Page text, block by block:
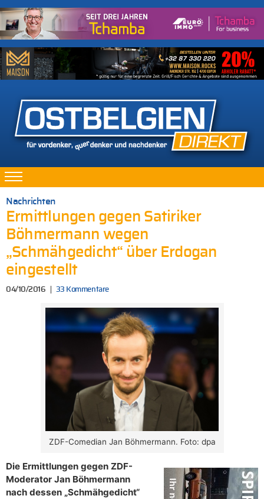
Nachrichten
Ermittlungen gegen Satiriker
Böhmermann wegen
„Schmähgedicht“ über Erdogan
eingestellt
04/10/2016 33 Kommentare
ZDF-Comedian Jan Böhmermann. Foto: dpa
Die Ermittlungen gegen ZDF-
Moderator Jan Böhmermann
nach dessen „Schmähgedicht“